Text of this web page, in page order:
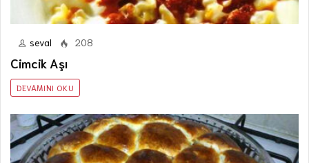
seval 208
Cimcik Aşı
DEVAMINI OKU